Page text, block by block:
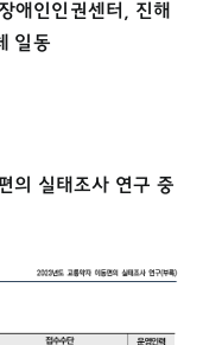
애인인권센터, 진해
일동
의 실태조사 연구 중